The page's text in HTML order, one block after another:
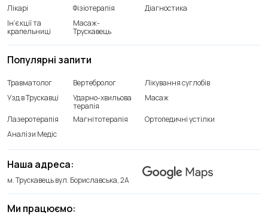
Лікарі Фізіотерапія
Діагностика
Ін’єкції та
крапельниці
Масаж-
Трускавець
Ми працюємо:
Наша адреса:
м. Трускавець вул. Бориславська, 2А
Популярні запити
Травматолог Вертебролог
Лікування суглобів
Узд в Трускавці
Ударно-хвильова
терапія
Масаж
Лазеротерапія Магнітотерапія
Ортопедичні устілки
Аналізи Медіс